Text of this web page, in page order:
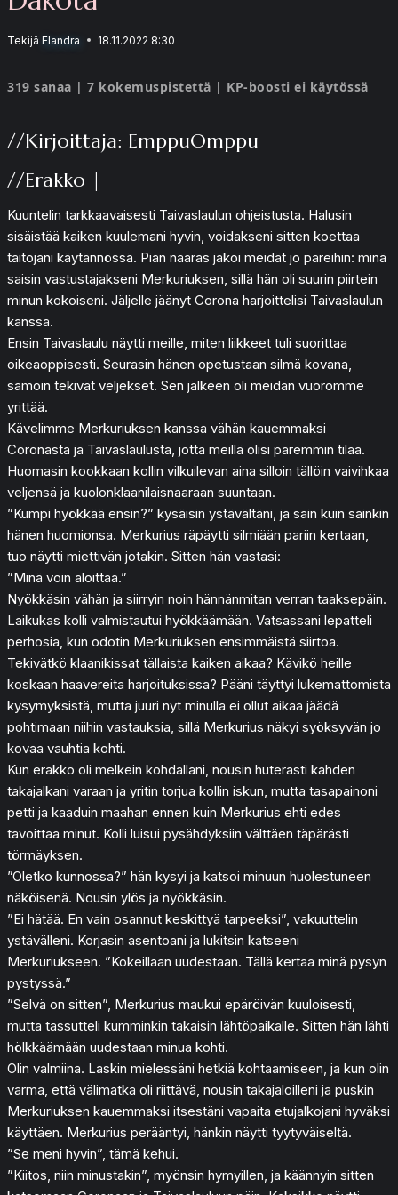
Tekijä Elandra 18.11.2022 8:30
319 sanaa | 7 kokemuspistettä | KP-boosti ei käytössä
//Kirjoittaja: EmppuOmppu
//Erakko |
Kuuntelin tarkkaavaisesti Taivaslaulun ohjeistusta. Halusin
sisäistää kaiken kuulemani hyvin, voidakseni sitten koettaa
taitojani käytännössä. Pian naaras jakoi meidät jo pareihin: minä
saisin vastustajakseni Merkuriuksen, sillä hän oli suurin piirtein
minun kokoiseni. Jäljelle jäänyt Corona harjoittelisi Taivaslaulun
kanssa.
Ensin Taivaslaulu näytti meille, miten liikkeet tuli suorittaa
oikeaoppisesti. Seurasin hänen opetustaan silmä kovana,
samoin tekivät veljekset. Sen jälkeen oli meidän vuoromme
yrittää.
Kävelimme Merkuriuksen kanssa vähän kauemmaksi
Coronasta ja Taivaslaulusta, jotta meillä olisi paremmin tilaa.
Huomasin kookkaan kollin vilkuilevan aina silloin tällöin vaivihkaa
veljensä ja kuolonklaanilaisnaaraan suuntaan.
”Kumpi hyökkää ensin?” kysäisin ystävältäni, ja sain kuin sainkin
hänen huomionsa. Merkurius räpäytti silmiään pariin kertaan,
tuo näytti miettivän jotakin. Sitten hän vastasi:
”Minä voin aloittaa.”
Nyökkäsin vähän ja siirryin noin hännänmitan verran taaksepäin.
Laikukas kolli valmistautui hyökkäämään. Vatsassani lepatteli
perhosia, kun odotin Merkuriuksen ensimmäistä siirtoa.
Tekivätkö klaanikissat tällaista kaiken aikaa? Kävikö heille
koskaan haavereita harjoituksissa? Pääni täyttyi lukemattomista
kysymyksistä, mutta juuri nyt minulla ei ollut aikaa jäädä
pohtimaan niihin vastauksia, sillä Merkurius näkyi syöksyvän jo
kovaa vauhtia kohti.
Kun erakko oli melkein kohdallani, nousin huterasti kahden
takajalkani varaan ja yritin torjua kollin iskun, mutta tasapainoni
petti ja kaaduin maahan ennen kuin Merkurius ehti edes
tavoittaa minut. Kolli luisui pysähdyksiin välttäen täpärästi
törmäyksen.
”Oletko kunnossa?” hän kysyi ja katsoi minuun huolestuneen
näköisenä. Nousin ylös ja nyökkäsin.
”Ei hätää. En vain osannut keskittyä tarpeeksi”, vakuuttelin
ystävälleni. Korjasin asentoani ja lukitsin katseeni
Merkuriukseen. ”Kokeillaan uudestaan. Tällä kertaa minä pysyn
pystyssä.”
”Selvä on sitten”, Merkurius maukui epäröivän kuuloisesti,
mutta tassutteli kumminkin takaisin lähtöpaikalle. Sitten hän lähti
hölkkäämään uudestaan minua kohti.
Olin valmiina. Laskin mielessäni hetkiä kohtaamiseen, ja kun olin
varma, että välimatka oli riittävä, nousin takajaloilleni ja puskin
Merkuriuksen kauemmaksi itsestäni vapaita etujalkojani hyväksi
käyttäen. Merkurius perääntyi, hänkin näytti tyytyväiseltä.
”Se meni hyvin”, tämä kehui.
”Kiitos, niin minustakin”, myönsin hymyillen, ja käännyin sitten